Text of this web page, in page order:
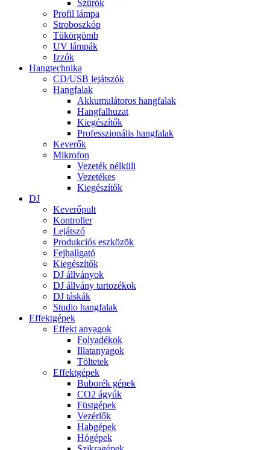
Szűrők
Profil lámpa
Stroboszkóp
Tükörgömb
UV lámpák
Izzók
Hangtechnika
CD/USB lejátszók
Hangfalak
Akkumulátoros hangfalak
Hangfalhuzat
Kiegészítők
Professzionális hangfalak
Keverők
Mikrofon
Vezeték nélküli
Vezetékes
Kiegészítők
DJ
Keverőpult
Kontroller
Lejátszó
Produkciós eszközök
Fejhallgató
Kiegészítők
DJ állványok
DJ állvány tartozékok
DJ táskák
Studio hangfalak
Effektgépek
Effekt anyagok
Folyadékok
Illatanyagok
Töltetek
Effektgépek
Buborék gépek
CO2 ágyúk
Füstgépek
Vezérlők
Habgépek
Hógépek